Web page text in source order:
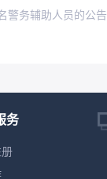
警务辅助人员的公告
务